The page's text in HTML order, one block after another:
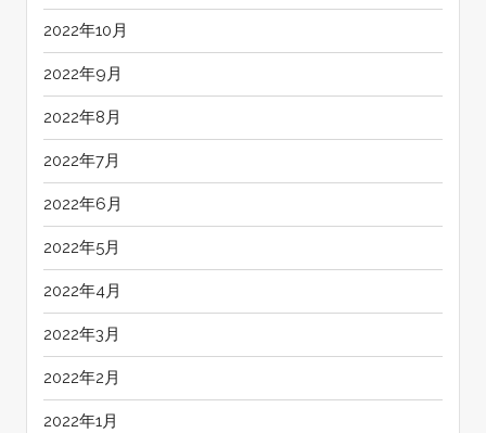
2022年10月
2022年9月
2022年8月
2022年7月
2022年6月
2022年5月
2022年4月
2022年3月
2022年2月
2022年1月